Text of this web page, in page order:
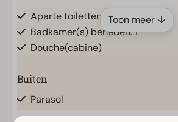
Aparte toiletten: 1
Badkamer(s) beneden: 1
Douche(cabine)
Buiten
Parasol
Terras
Toon meer ↓